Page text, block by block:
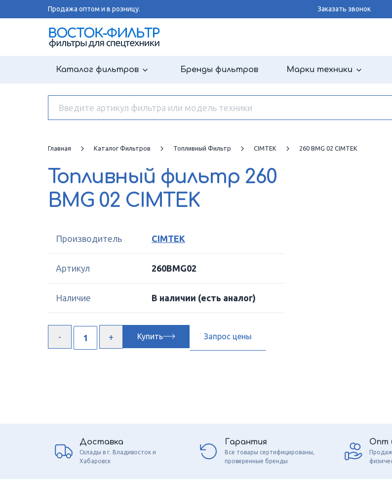
Продажа оптом и в розницу. Заказать звонок
Каталог фильтров Бренды фильтров Марки техники
Главная Каталог Фильтров Топливный Фильтр CIMTEK 260 BMG 02 CIMTEK
Топливный фильтр 260
BMG 02 CIMTEK
Производитель CIMTEK
Артикул 260BMG02
Наличие В наличии (есть аналог)
Купить Запрос цены
Доставка
Склады в г. Владивосток и
Хабаровск
Гарантия
Все товары сертифицированы,
проверенные бренды
Опт